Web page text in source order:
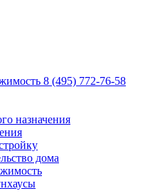
8 (495) 772-76-58
назначения
дома